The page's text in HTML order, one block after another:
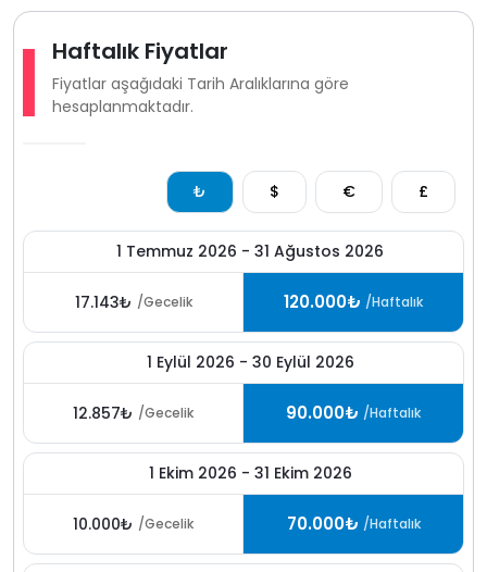
Haftalık Fiyatlar
Fiyatlar aşağıdaki Tarih Aralıklarına göre
hesaplanmaktadır.
₺ $ € £
1 Temmuz 2026 - 31 Ağustos 2026
17.143₺ /Gecelik 120.000₺ /Haftalık
1 Eylül 2026 - 30 Eylül 2026
12.857₺ /Gecelik 90.000₺ /Haftalık
1 Ekim 2026 - 31 Ekim 2026
10.000₺ /Gecelik 70.000₺ /Haftalık